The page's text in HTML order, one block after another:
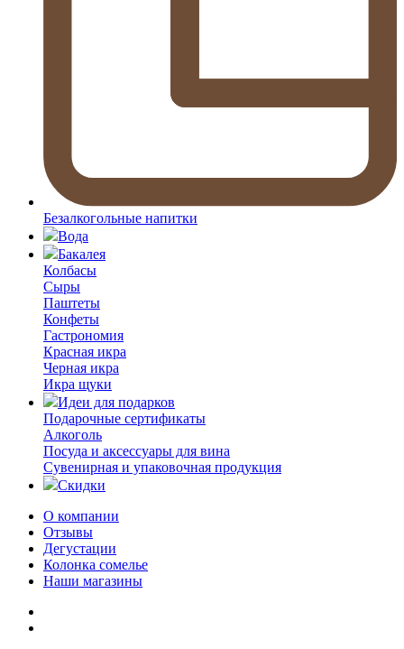
Безалкогольные напитки
Вода
Бакалея
Колбасы
Сыры
Паштеты
Конфеты
Гастрономия
Красная икра
Черная икра
Икра щуки
Идеи для подарков
Подарочные сертификаты
Алкоголь
Посуда и аксессуары для вина
Сувенирная и упаковочная продукция
Скидки
О компании
Отзывы
Дегустации
Колонка сомелье
Наши магазины